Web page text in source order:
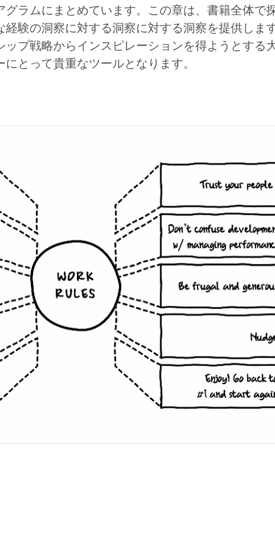
ラムにまとめています。この章は、書籍全体で
験の洞察に対する洞察に対する洞察を提供しま
プ戦略からインスピレーションを得ようとする
にとって貴重なツールとなります。